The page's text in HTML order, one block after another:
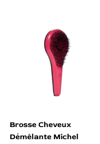
Brosse Cheveux
Démêlante Michel